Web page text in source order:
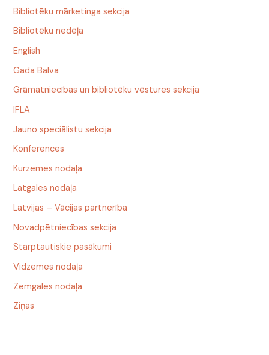
Bibliotēku mārketinga sekcija
Bibliotēku nedēļa
English
Gada Balva
Grāmatniecības un bibliotēku vēstures sekcija
IFLA
Jauno speciālistu sekcija
Konferences
Kurzemes nodaļa
Latgales nodaļa
Latvijas – Vācijas partnerība
Novadpētniecības sekcija
Starptautiskie pasākumi
Vidzemes nodaļa
Zemgales nodaļa
Ziņas